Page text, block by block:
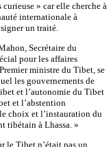
» car elle cherche à
internationale à
un traité.
Secrétaire du
pour les affaires
ministre du Tibet, se
les gouvernements de
et l’autonomie du Tibet
et l’abstention
choix et l’instauration du
tibétain à Lhassa. »
le Tibet n’était pas un